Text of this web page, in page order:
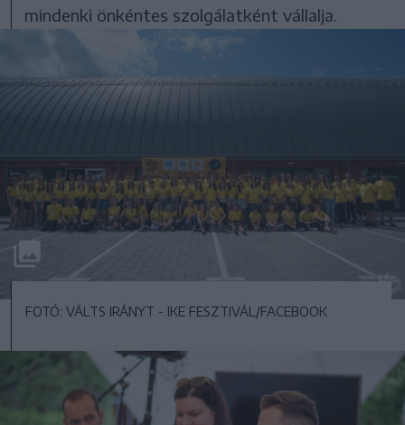
mindenki önkéntes szolgálatként vállalja.
FOTÓ: VÁLTS IRÁNYT - IKE FESZTIVÁL/FACEBOOK